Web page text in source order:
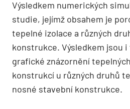
Výsledkem numerických
studie, jejímž obsahem je
tepelné izolace a různých
konstrukce. Výsledkem jsou
grafické znázornění
konstrukcí u různých druhů
nosné stavební konstrukce.